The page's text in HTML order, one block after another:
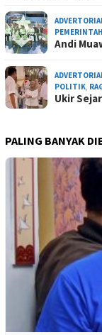
Andi
POLITIK,
Ukir
PALING BANYAK